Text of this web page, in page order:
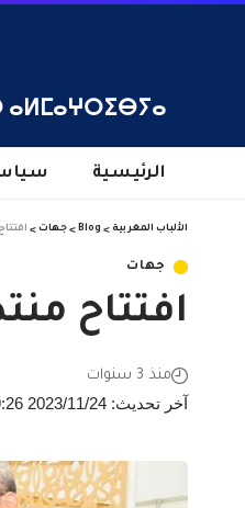
ⴰⵍⵎⴰⵖⵔⵉⴱⵢⴰ
الرئيسية
الألباب المغربية >
Blog
> جهات >
جهات
افتتاح
آخر تحديث: 2023/11/24 at 9:26 مساءً
منذ 3 سنوات